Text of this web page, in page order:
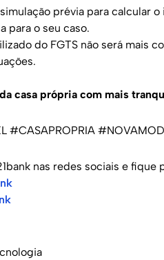
simulação prévia para calcular
para o seu caso.
do FGTS não será mais
casa própria com mais
#CASAPROPRIA
nas redes sociais e